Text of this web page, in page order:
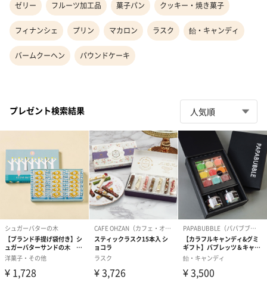
ゼリー フルーツ加工品 菓子パン クッキー・焼き菓子
フィナンシェ プリン マカロン ラスク 飴・キャンディ
バームクーヘン パウンドケーキ
プレゼント検索結果